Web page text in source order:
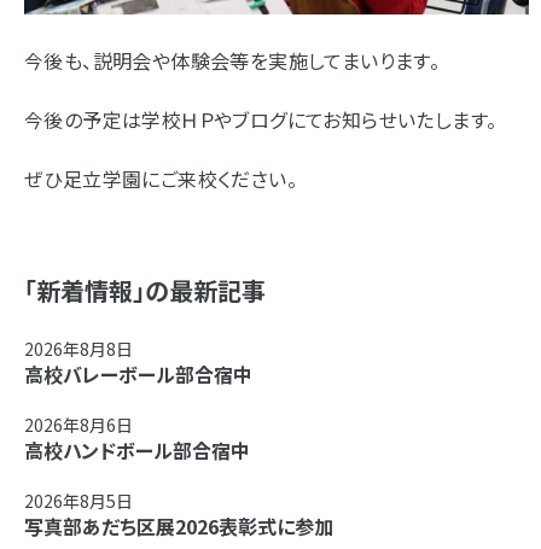
今後も、説明会や体験会等を実施してまいります。
今後の予定は学校ＨＰやブログにてお知らせいたします。
ぜひ足立学園にご来校ください。
「新着情報」の最新記事
2026年8月8日
高校バレーボール部合宿中
2026年8月6日
高校ハンドボール部合宿中
2026年8月5日
写真部あだち区展2026表彰式に参加